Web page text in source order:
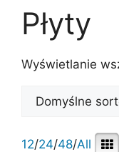
Płyty
Wyświetlanie
12/24/48/All